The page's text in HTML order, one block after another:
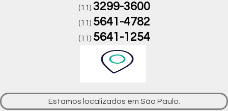
(11) 3299-3600
(11) 5641-4782
(11) 5641-1254
Estamos localizados em São Paulo.